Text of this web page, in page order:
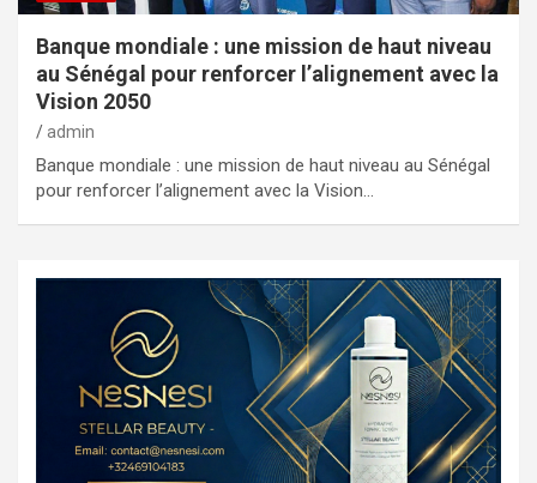
Banque mondiale : une mission de haut niveau
au Sénégal pour renforcer l’alignement avec la
Vision 2050
admin
Banque mondiale : une mission de haut niveau au Sénégal
pour renforcer l’alignement avec la Vision…